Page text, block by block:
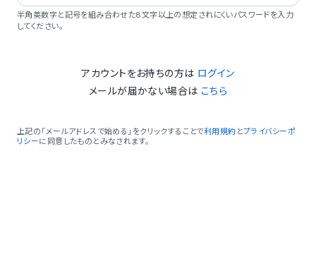
半角英数字と記号を組み合わせた8文字以上の想定されにくいパスワードを入力
してください。
アカウントをお持ちの方は ログイン
メールが届かない場合は こちら
上記の「メールアドレスで始める」をクリックすることで利用規約 とプライバシーポ
リシーに同意したものとみなされます。